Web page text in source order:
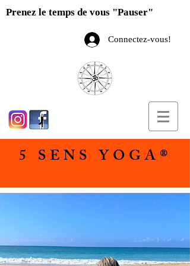
Prenez le temps de vous "Pauser"
Connectez-vous!
5 SENS YOGA®